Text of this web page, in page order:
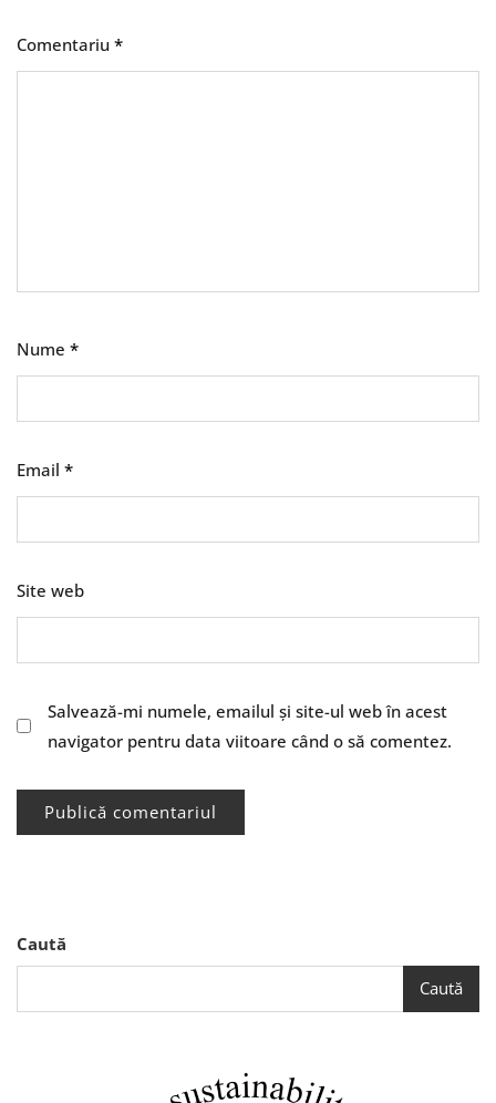
Comentariu *
Nume *
Email *
Site web
Salvează-mi numele, emailul și site-ul web în acest
navigator pentru data viitoare când o să comentez.
Caută
Caută